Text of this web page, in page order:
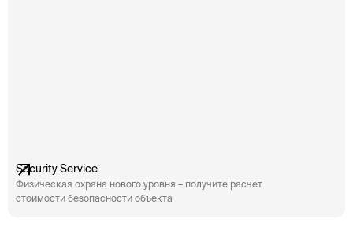
Security Service
Физическая охрана нового уровня – получите расчет
стоимости безопасности объекта